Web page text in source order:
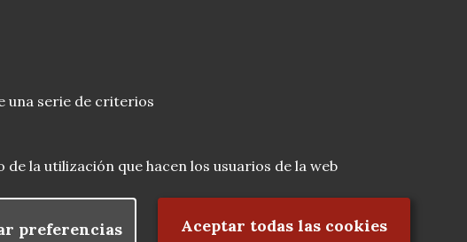
una serie de criterios
la utilización que hacen los usuarios de la web
preferencias Aceptar todas las cookies
Rechazar el consentimiento